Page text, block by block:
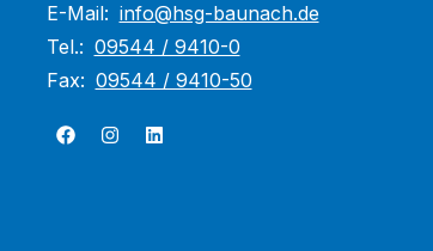
E-Mail: info@hsg-baunach.de
Tel.: 09544 / 9410-0
Fax: 09544 / 9410-50